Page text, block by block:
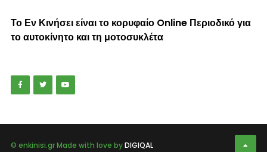
Το Εν Κινήσει είναι το κορυφαίο Online Περιοδικό για
το αυτοκίνητο και τη μοτοσυκλέτα
© enkinisi.gr Made with love byDIGIQAL